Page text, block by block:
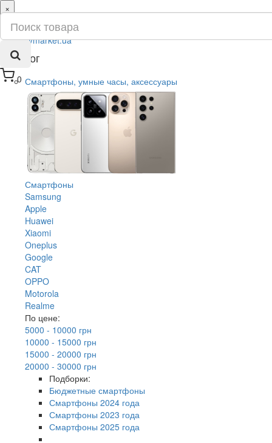
0
×
ru
ua
Каталог
Смартфоны, умные часы, аксессуары
Смартфоны
Samsung
Apple
Huawei
Xiaomi
Oneplus
Google
CAT
OPPO
Motorola
Realme
По цене:
5000 - 10000 грн
10000 - 15000 грн
15000 - 20000 грн
20000 - 30000 грн
Подборки:
Бюджетные смартфоны
Смартфоны 2024 года
Смартфоны 2023 года
Смартфоны 2025 года